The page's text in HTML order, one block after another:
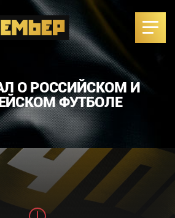
О РОССИЙСКОМ И
ФУТБОЛЕ